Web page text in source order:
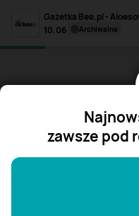
Gazetka Bee.pl -
10.06
archiwalna
zawsze pod
"/>